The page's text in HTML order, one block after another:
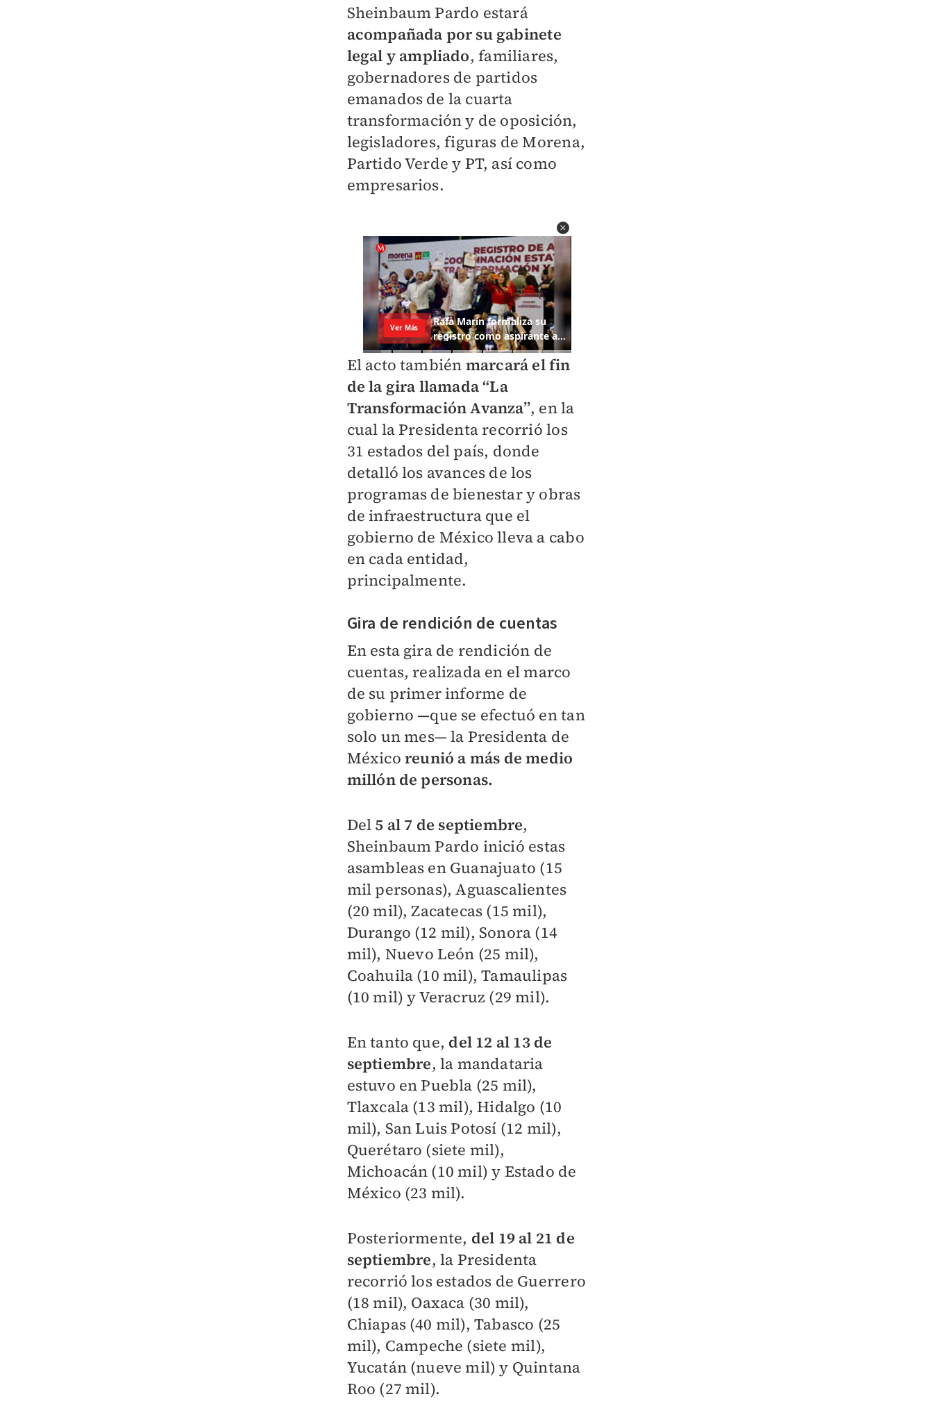
Sheinbaum Pardo estará
acompañada por su gabinete
legal y ampliado, familiares,
gobernadores de partidos
emanados de la cuarta
transformación y de oposición,
legisladores, figuras de Morena,
Partido Verde y PT, así como
empresarios.
El acto también marcará el fin
de la gira llamada “La
Transformación Avanza”, en la
cual la Presidenta recorrió los
31 estados del país, donde
detalló los avances de los
programas de bienestar y obras
de infraestructura que el
gobierno de México lleva a cabo
en cada entidad,
principalmente.
Gira de rendición de cuentas
En esta gira de rendición de
cuentas, realizada en el marco
de su primer informe de
gobierno —que se efectuó en tan
solo un mes— la Presidenta de
México reunió a más de medio
millón de personas.
Del 5 al 7 de septiembre,
Sheinbaum Pardo inició estas
asambleas en Guanajuato (15
mil personas), Aguascalientes
(20 mil), Zacatecas (15 mil),
Durango (12 mil), Sonora (14
mil), Nuevo León (25 mil),
Coahuila (10 mil), Tamaulipas
(10 mil) y Veracruz (29 mil).
En tanto que, del 12 al 13 de
septiembre, la mandataria
estuvo en Puebla (25 mil),
Tlaxcala (13 mil), Hidalgo (10
mil), San Luis Potosí (12 mil),
Querétaro (siete mil),
Michoacán (10 mil) y Estado de
México (23 mil).
Posteriormente, del 19 al 21 de
septiembre, la Presidenta
recorrió los estados de Guerrero
(18 mil), Oaxaca (30 mil),
Chiapas (40 mil), Tabasco (25
mil), Campeche (siete mil),
Yucatán (nueve mil) y Quintana
Roo (27 mil).